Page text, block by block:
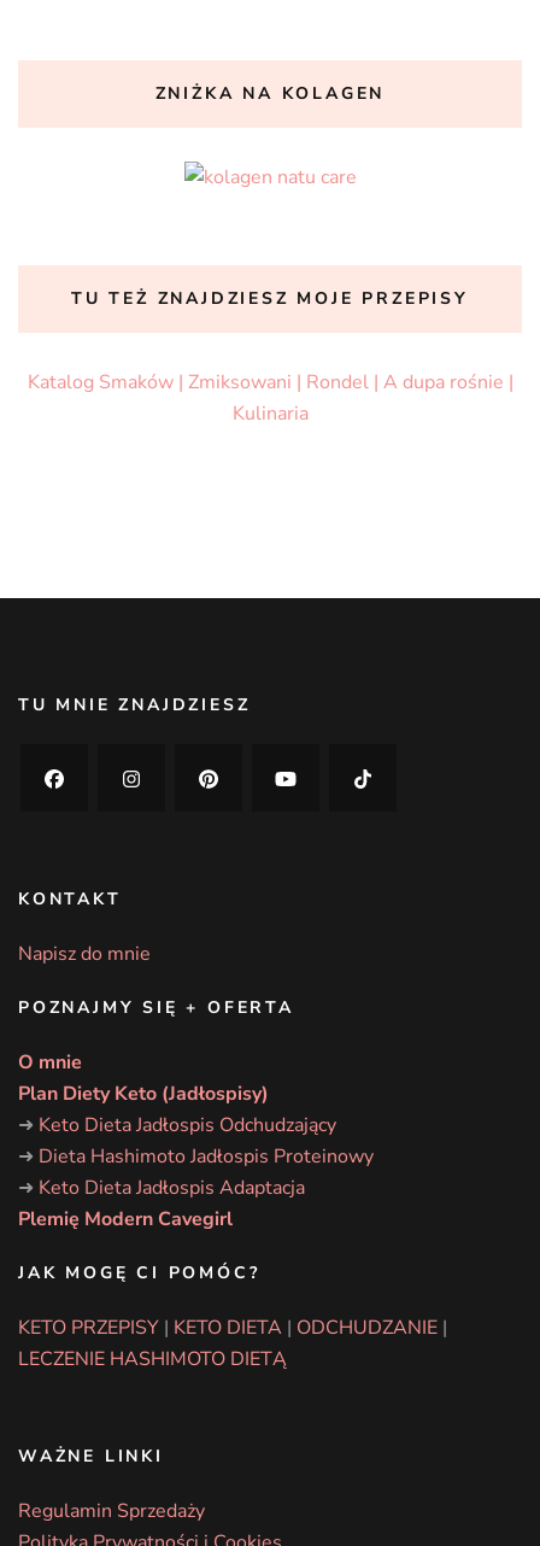
ZNIŻKA NA KOLAGEN
TU TEŻ ZNAJDZIESZ MOJE PRZEPISY
Katalog Smaków | Zmiksowani | Rondel | A dupa rośnie |
Kulinaria
TU MNIE ZNAJDZIESZ
KONTAKT
Napisz do mnie
POZNAJMY SIĘ + OFERTA
O mnie
Plan Diety Keto (Jadłospisy)
➜ Keto Dieta Jadłospis Odchudzający
➜ Dieta Hashimoto Jadłospis Proteinowy
➜ Keto Dieta Jadłospis Adaptacja
Plemię Modern Cavegirl
JAK MOGĘ CI POMÓC?
KETO PRZEPISY | KETO DIETA | ODCHUDZANIE |
LECZENIE HASHIMOTO DIETĄ
WAŻNE LINKI
Regulamin Sprzedaży